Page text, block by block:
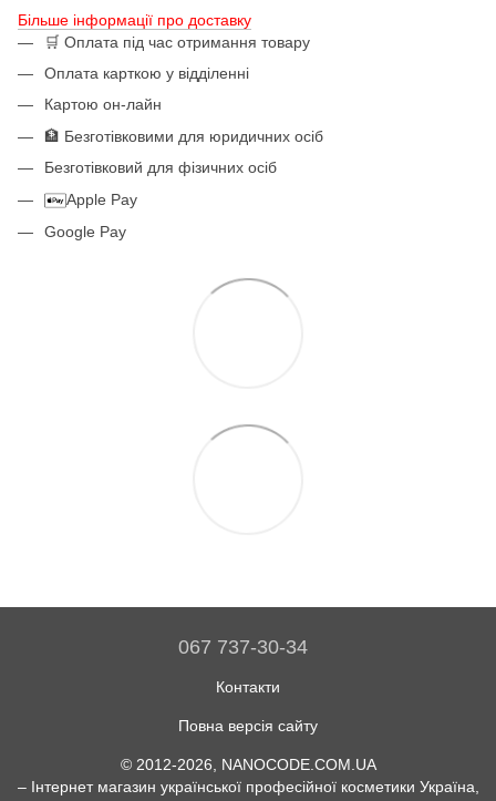
Більше інформації про доставку
🛒 Оплата під час отримання товару
Оплата карткою у відділенні
Картою он-лайн
🏦 Безготівковими для юридичних осіб
Безготівковий для фізичних осіб
Apple Pay
Google Pay
067 737-30-34
Контакти
Повна версія сайту
© 2012-2026, NANOCODE.COM.UA
– Інтернет магазин української професійної косметики Україна,